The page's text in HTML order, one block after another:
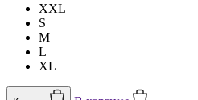
XXL
S
M
L
XL